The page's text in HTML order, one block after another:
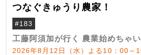
つなぐきゅうり農家！
#183
工藤阿須加が行く 農業始めちゃ
2026年8月12日（水）よる10：00～